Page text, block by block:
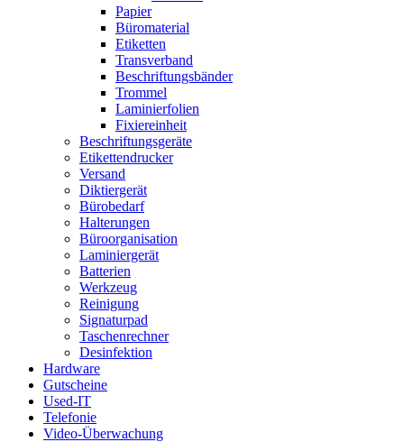
Papier
Büromaterial
Etiketten
Transverband
Beschriftungsbänder
Trommel
Laminierfolien
Fixiereinheit
Beschriftungsgeräte
Etikettendrucker
Versand
Diktiergerät
Bürobedarf
Halterungen
Büroorganisation
Laminiergerät
Batterien
Werkzeug
Reinigung
Signaturpad
Taschenrechner
Desinfektion
Hardware
Gutscheine
Used-IT
Telefonie
Video-Überwachung